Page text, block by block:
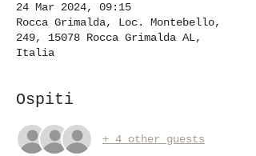
24 Mar 2024, 09:15
Rocca Grimalda, Loc. Montebello,
249, 15078 Rocca Grimalda AL,
Italia
Ospiti
+ 4 other guests